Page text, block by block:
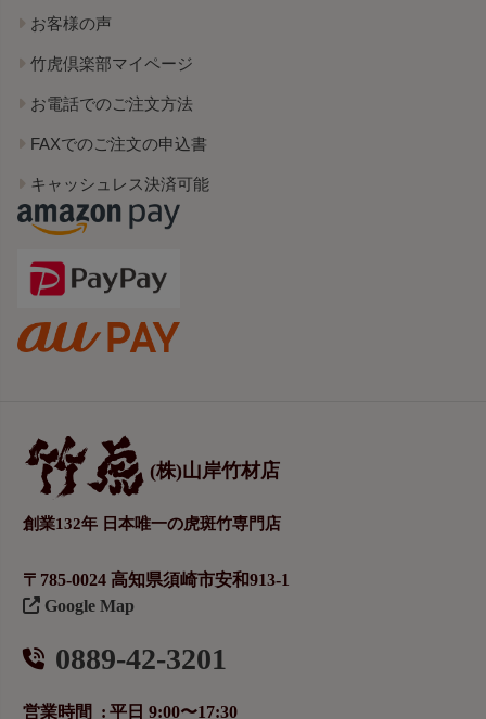
お客様の声
竹虎倶楽部マイページ
お電話でのご注文方法
FAXでのご注文の申込書
キャッシュレス決済可能
(株)山岸竹材店
創業132年 日本唯一の虎斑竹専門店
〒785-0024 高知県須崎市安和913-1
Google Map
0889-42-3201
営業時間 平日 9:00〜17:30